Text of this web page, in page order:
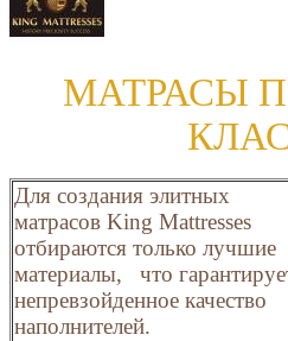
МАТРАСЫ
Для создания элитных
матрасов King Mattresses
отбираются только лучшие
материалы, что
непревзойденное качество
наполнителей.